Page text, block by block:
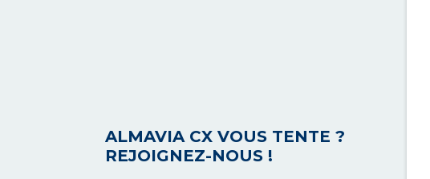
ALMAVIA CX VOUS TENTE ?
REJOIGNEZ-NOUS !